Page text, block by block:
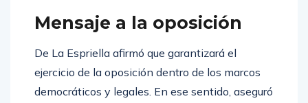
Mensaje a la oposición
De La Espriella afirmó que garantizará el
ejercicio de la oposición dentro de los marcos
democráticos y legales. En ese sentido, aseguró